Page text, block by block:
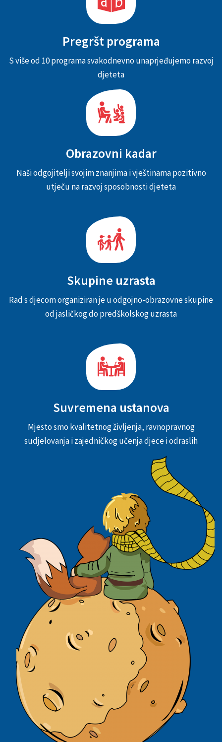
Pregršt programa
S više od 10 programa svakodnevno unaprjeđujemo razvoj
djeteta
Obrazovni kadar
Naši odgojitelji svojim znanjima i vještinama pozitivno
utječu na razvoj sposobnosti djeteta
Skupine uzrasta
Rad s djecom organiziran je u odgojno-obrazovne skupine
od jasličkog do predškolskog uzrasta
Suvremena ustanova
Mjesto smo kvalitetnog življenja, ravnopravnog
sudjelovanja i zajedničkog učenja djece i odraslih